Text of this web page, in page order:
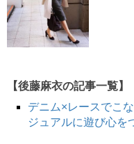
【後藤麻衣の記事一覧】
デニム×レースでこ
ジュアルに遊び心を